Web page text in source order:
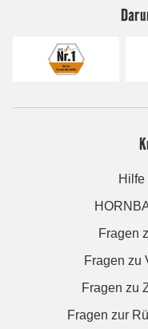
Hilfe
Fragen
Fragen zu
Fragen zu
Fragen zur